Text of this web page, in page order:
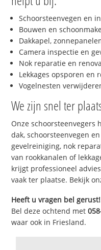
Schoorsteenvegen en
Bouwen en
Dakkapel,
Camera inspectie en
Nok reparatie en
Lekkages opsporen en
Vogelnesten
We zijn snel ter
Onze
dak, schoorsteenvegen
gevelreiniging, nok
van rookkanalen of
krijgt professioneel
vaak ter plaatse. Bekijk
Heeft u vragen bel gerust!
Bel deze ochtend met
waar ook in Friesland.